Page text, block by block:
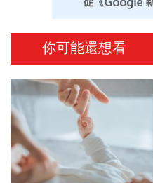
你可能還想看